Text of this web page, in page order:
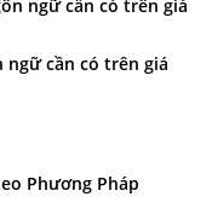
cần có trên giá